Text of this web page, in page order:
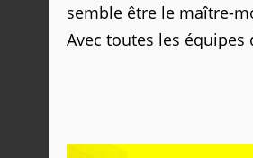
semble être le maître-
Avec toutes les